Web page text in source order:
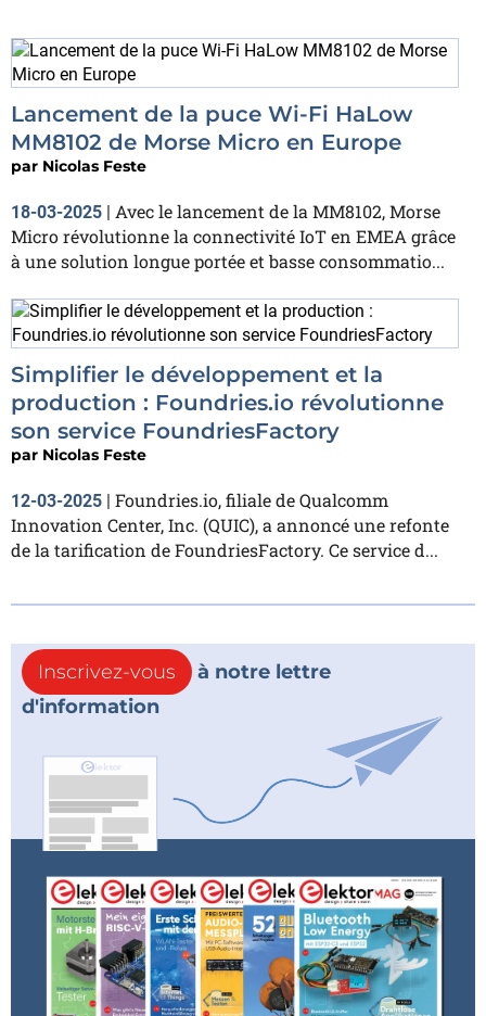
Lancement de la puce Wi-Fi HaLow
MM8102 de Morse Micro en Europe
par Nicolas Feste
18-03-2025 | Avec le lancement de la MM8102, Morse
Micro révolutionne la connectivité IoT en EMEA grâce
à une solution longue portée et basse consommatio...
Simplifier le développement et la
production : Foundries.io révolutionne
son service FoundriesFactory
par Nicolas Feste
12-03-2025 | Foundries.io, filiale de Qualcomm
Innovation Center, Inc. (QUIC), a annoncé une refonte
de la tarification de FoundriesFactory. Ce service d...
Inscrivez-vous
à notre lettre
d'information